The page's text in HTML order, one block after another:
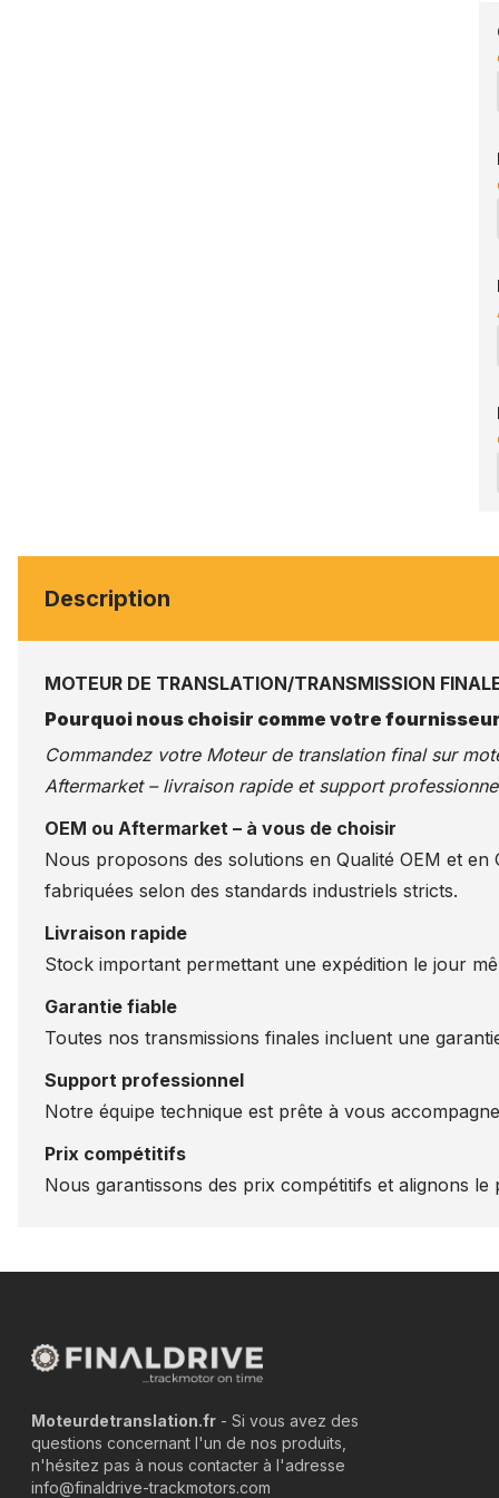
Description
MOTEUR DE TRANSLATION/TRANSMISSION
Pourquoi nous choisir comme votre
Commandez votre Moteur de translation final sur
Aftermarket – livraison rapide et support
OEM ou Aftermarket – à vous de choisir
Nous proposons des solutions en Qualité OEM et
fabriquées selon des standards industriels stricts.
Livraison rapide
Stock important permettant une expédition le jour
Garantie fiable
Toutes nos transmissions finales incluent une
Support professionnel
Notre équipe technique est prête à vous
Prix compétitifs
Nous garantissons des prix compétitifs et alignons
Moteurdetranslation.fr - Si vous avez des
questions concernant l'un de nos produits,
n'hésitez pas à nous contacter à l'adresse
info@finaldrive-trackmotors.com